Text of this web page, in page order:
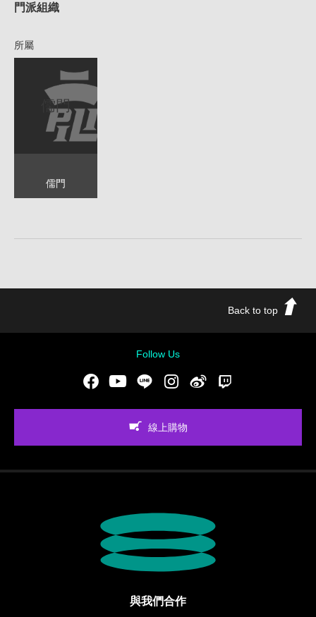
門派組織
所屬
儒門
儒門
Back to top
Follow Us
FacebookYoutubeLINE Instgram新浪微博
線上購物
與我們合作